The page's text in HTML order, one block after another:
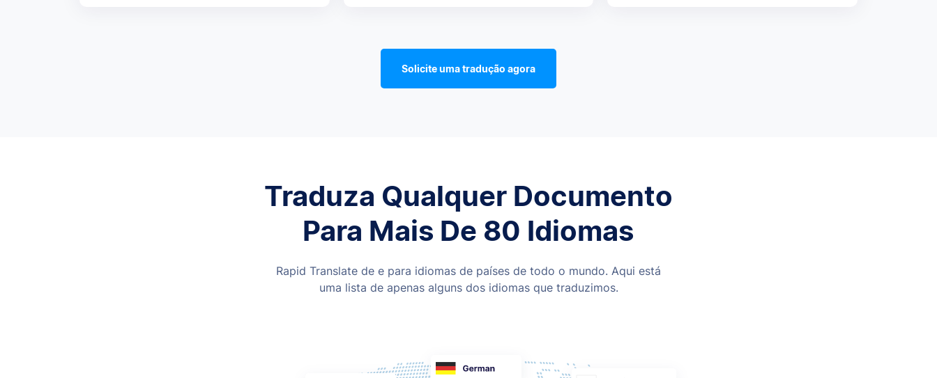
Solicite uma tradução agora
Traduza Qualquer Documento
Para Mais De 80 Idiomas
Rapid Translate de e para idiomas de países de todo o mundo. Aqui está
uma lista de apenas alguns dos idiomas que traduzimos.